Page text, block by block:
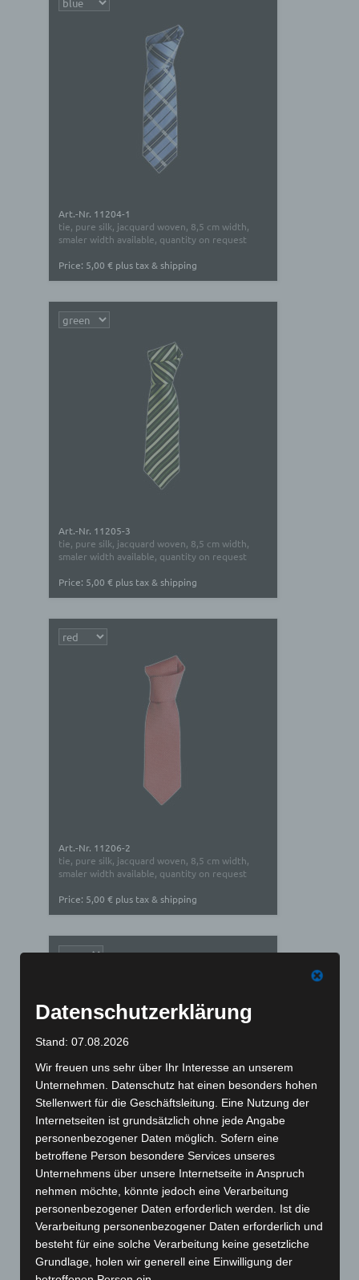
Art.-Nr. 11204-1
tie, pure silk, jacquard woven, 8,5 cm width,
smaler width available, quantity on request
Price: 5,00 € plus tax & shipping
Art.-Nr. 11205-3
tie, pure silk, jacquard woven, 8,5 cm width,
smaler width available, quantity on request
Price: 5,00 € plus tax & shipping
Art.-Nr. 11206-2
tie, pure silk, jacquard woven, 8,5 cm width,
smaler width available, quantity on request
Price: 5,00 € plus tax & shipping
tie, pure silk, jacquard woven, 8,5 cm width,
smaler width available, quantity on request
Price: 5,00 € plus tax & shipping
Datenschutzerklärung
Stand: 07.08.2026
Wir freuen uns sehr über Ihr Interesse an unserem
Unternehmen. Datenschutz hat einen besonders hohen
Stellenwert für die Geschäftsleitung. Eine Nutzung der
Internetseiten ist grundsätzlich ohne jede Angabe
personenbezogener Daten möglich. Sofern eine
betroffene Person besondere Services unseres
Unternehmens über unsere Internetseite in Anspruch
nehmen möchte, könnte jedoch eine Verarbeitung
personenbezogener Daten erforderlich werden. Ist die
Verarbeitung personenbezogener Daten erforderlich und
besteht für eine solche Verarbeitung keine gesetzliche
Grundlage, holen wir generell eine Einwilligung der